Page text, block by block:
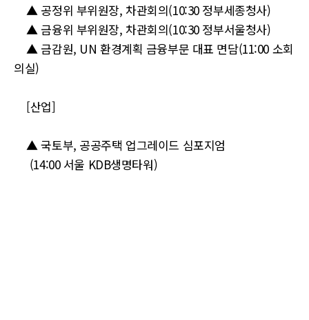
▲ 공정위 부위원장, 차관회의(10:30 정부세종청사)
▲ 금융위 부위원장, 차관회의(10:30 정부서울청사)
▲ 금감원, UN 환경계획 금융부문 대표 면담(11:00 소회
의실)
[산업]
▲ 국토부, 공공주택 업그레이드 심포지엄
(14:00 서울 KDB생명타워)